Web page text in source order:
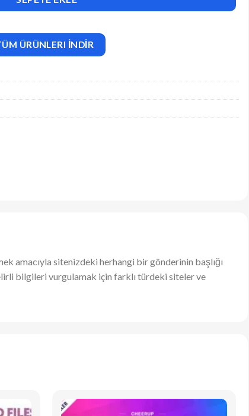
ÜRÜNLERI İNDİR
amacıyla sitenizdeki herhangi bir gönderinin başlığı
bilgileri vurgulamak için farklı türdeki siteler ve